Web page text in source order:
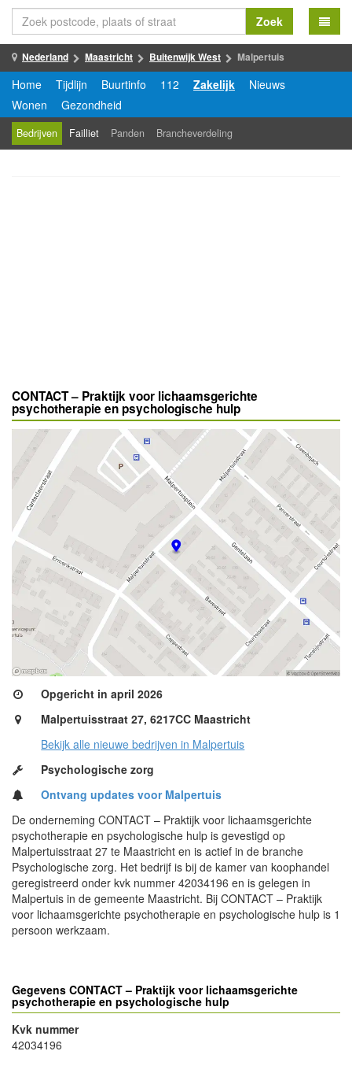
Zoek
Nederland Maastricht Buitenwijk West Malpertuis
Home Tijdlijn Buurtinfo 112 Zakelijk
Nieuws
Wonen
Gezondheid
Bedrijven Failliet Panden Brancheverdeling
CONTACT – Praktijk voor lichaamsgerichte
psychotherapie en psychologische hulp
Opgericht in april 2026
Malpertuisstraat 27, 6217CC Maastricht
Bekijk alle nieuwe bedrijven in Malpertuis
Psychologische zorg
Ontvang updates voor Malpertuis
De onderneming CONTACT – Praktijk voor lichaamsgerichte
psychotherapie en psychologische hulp is gevestigd op
Malpertuisstraat 27 te Maastricht en is actief in de branche
Psychologische zorg. Het bedrijf is bij de kamer van koophandel
geregistreerd onder kvk nummer 42034196 en is gelegen in
Malpertuis in de gemeente Maastricht. Bij CONTACT – Praktijk
voor lichaamsgerichte psychotherapie en psychologische hulp is 1
persoon werkzaam.
Gegevens CONTACT – Praktijk voor lichaamsgerichte
psychotherapie en psychologische hulp
Kvk nummer
42034196